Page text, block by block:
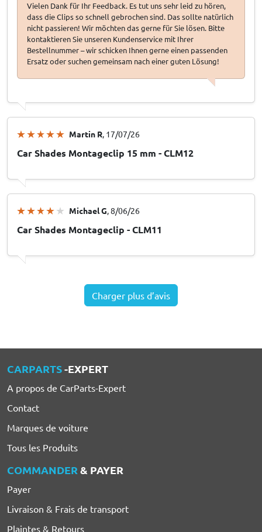
Vielen Dank für Ihr Feedback. Es tut uns sehr leid zu hören,
dass die Clips so schnell gebrochen sind. Das sollte natürlich
nicht passieren! Wir möchten das gerne für Sie lösen. Bitte
kontaktieren Sie unseren Kundenservice mit Ihrer
Bestellnummer – wir schicken Ihnen gerne einen passenden
Ersatz oder suchen gemeinsam nach einer guten Lösung!
Martin R, 17/07/26
Car Shades Montageclip 15 mm - CLM12
Michael G, 8/06/26
Car Shades Montageclip - CLM11
Charger plus d’avis
CARPARTS-EXPERT
A propos de CarParts-Expert
Contact
Marques de voiture
Tous les Produits
COMMANDER & PAYER
Payer
Livraison & Frais de transport
Plaintes & Retours